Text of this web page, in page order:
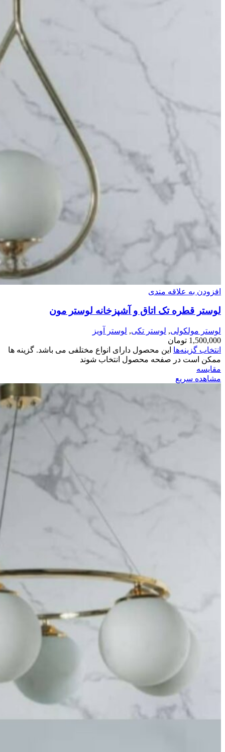
افزودن به علاقه مندی
لوستر قطره تک اتاق و آشپزخانه لوستر مون
لوستر مولکولی, لوستر تکی, لوستر آویز
1,500,000 تومان
انتخاب گزینه‌ها این محصول دارای انواع مختلفی می باشد. گزینه ها
ممکن است در صفحه محصول انتخاب شوند
مقایسه
مشاهده سریع